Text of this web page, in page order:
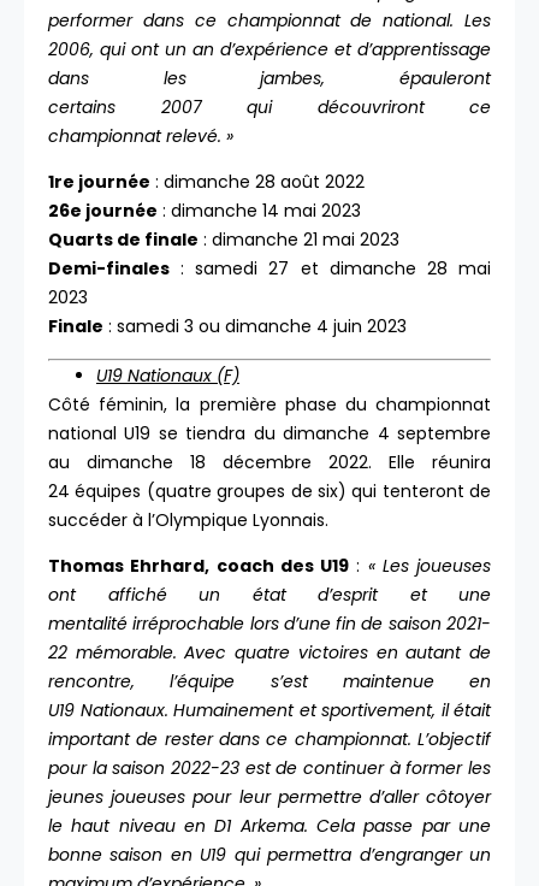
performer dans ce championnat de national. Les
2006, qui ont un an d’expérience et d’apprentissage
dans les jambes, épauleront
certains 2007 qui découvriront ce
championnat relevé. »
1re journée : dimanche 28 août 2022
26e journée : dimanche 14 mai 2023
Quarts de finale : dimanche 21 mai 2023
Demi-finales : samedi 27 et dimanche 28 mai
2023
Finale : samedi 3 ou dimanche 4 juin 2023
U19 Nationaux (F)
Côté féminin, la première phase du championnat
national U19 se tiendra du dimanche 4 septembre
au dimanche 18 décembre 2022. Elle réunira
24 équipes (quatre groupes de six) qui tenteront de
succéder à l’Olympique Lyonnais.
Thomas Ehrhard, coach des U19 : « Les joueuses
ont affiché un état d’esprit et une
mentalité irréprochable lors d’une fin de saison 2021-
22 mémorable. Avec quatre victoires en autant de
rencontre, l’équipe s’est maintenue en
U19 Nationaux. Humainement et sportivement, il était
important de rester dans ce championnat. L’objectif
pour la saison 2022-23 est de continuer à former les
jeunes joueuses pour leur permettre d’aller côtoyer
le haut niveau en D1 Arkema. Cela passe par une
bonne saison en U19 qui permettra d’engranger un